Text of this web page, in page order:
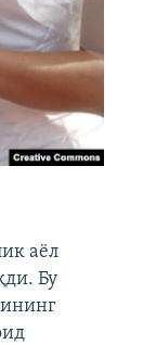
аёл
Бу